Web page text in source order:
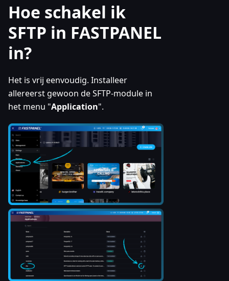
Hoe schakel ik
SFTP in FASTPANEL
in?
Het is vrij eenvoudig. Installeer
allereerst gewoon de SFTP-module in
het menu "Application".